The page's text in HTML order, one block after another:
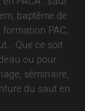
baptême de
PAC,
Que ce soit
ou pour
séminaire,
du saut en